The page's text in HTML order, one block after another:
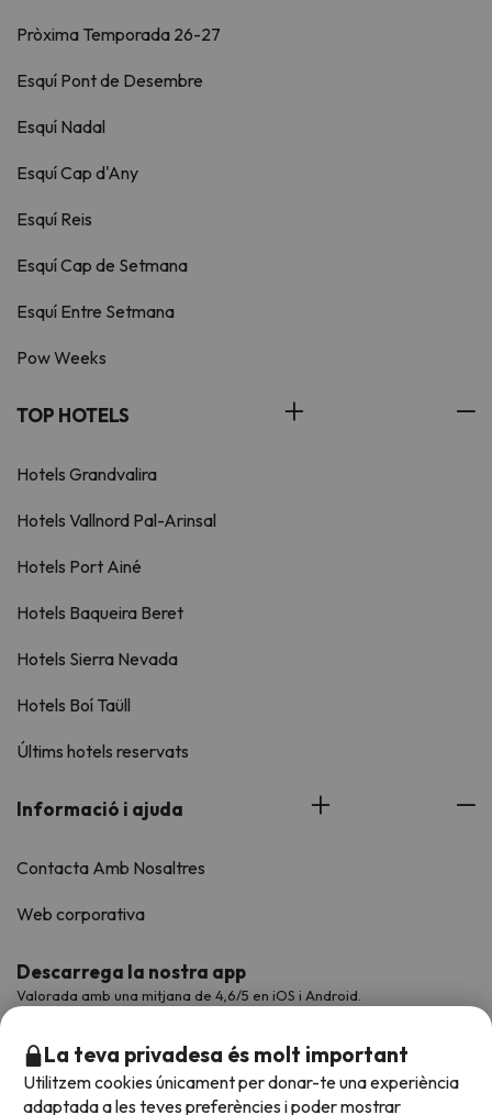
Pròxima Temporada 26-27
Esquí Pont de Desembre
Esquí Nadal
Esquí Cap d'Any
Esquí Reis
Esquí Cap de Setmana
Esquí Entre Setmana
Pow Weeks
TOP HOTELS
Hotels Grandvalira
Hotels Vallnord Pal-Arinsal
Hotels Port Ainé
Hotels Baqueira Beret
Hotels Sierra Nevada
Hotels Boí Taüll
Últims hotels reservats
Informació i ajuda
Contacta Amb Nosaltres
Web corporativa
Descarrega la nostra app
Valorada amb una mitjana de 4,6/5 en iOS i Android.
La teva privadesa és molt important
Utilitzem cookies únicament per donar-te una experiència
adaptada a les teves preferències i poder mostrar